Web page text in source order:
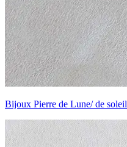
Bijoux Pierre de Lune/ de soleil